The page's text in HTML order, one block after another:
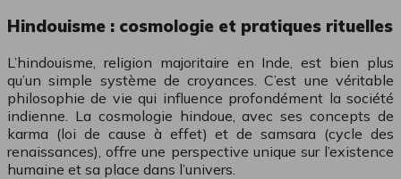
Hindouisme : cosmologie et pratiques rituelles
L’hindouisme, religion majoritaire en Inde, est bien plus
qu’un simple système de croyances. C’est une véritable
philosophie de vie qui influence profondément la société
indienne. La cosmologie hindoue, avec ses concepts de
karma (loi de cause à effet) et de samsara (cycle des
renaissances), offre une perspective unique sur l’existence
humaine et sa place dans l’univers.